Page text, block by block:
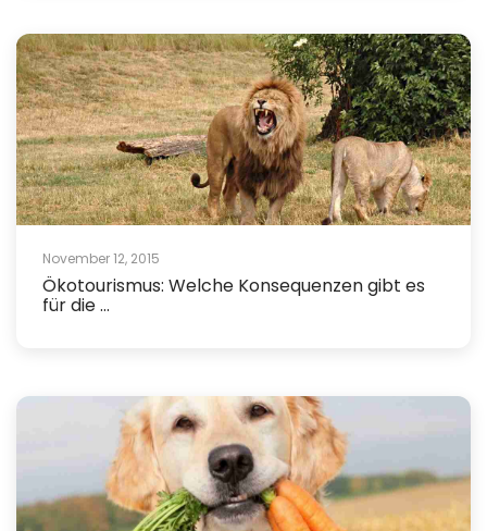
November 12, 2015
Ökotourismus: Welche Konsequenzen gibt es
für die ...